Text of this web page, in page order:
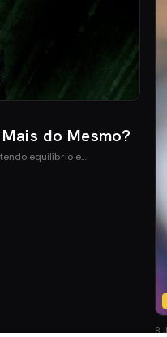
do Mesmo?
equilíbrio e…
8